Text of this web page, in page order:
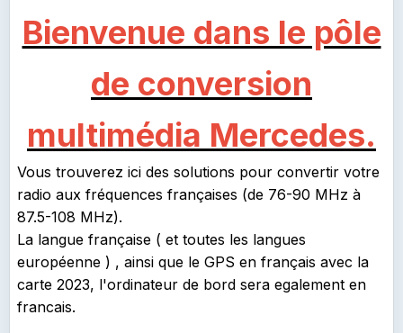
Bienvenue dans le pôle
de conversion
multimédia Mercedes.
Vous trouverez ici des solutions pour convertir votre
radio aux fréquences françaises (de 76-90 MHz à
87.5-108 MHz).
La langue française ( et toutes les langues
européenne ) , ainsi que le GPS en français avec la
carte 2023, l'ordinateur de bord sera egalement en
francais.